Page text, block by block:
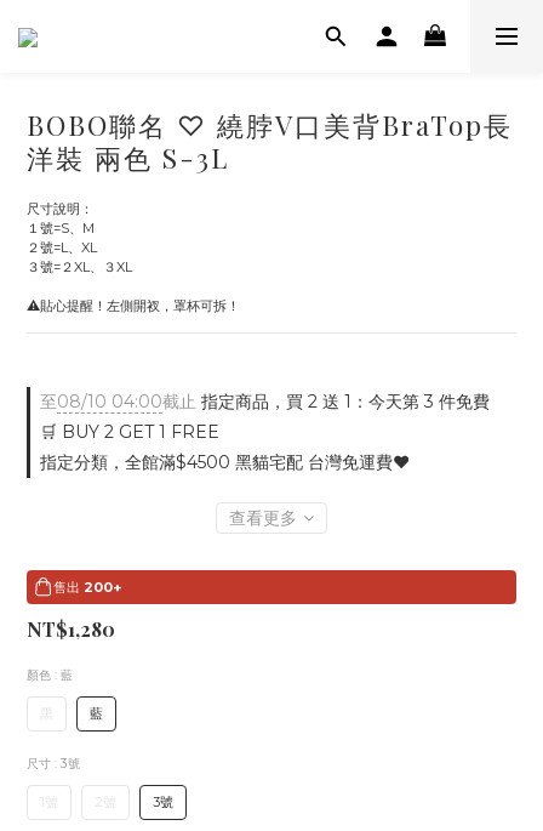
BOBO聯名 ♡ 繞脖V口美背BraTop長
洋裝 兩色 S-3L
尺寸說明：
１號=S、M
２號=L、XL
３號=２XL、３XL
⚠️貼心提醒！左側開衩，罩杯可拆！
至08/10 04:00截止 指定商品，買 2 送 1：今天第 3 件免費
🛒 BUY 2 GET 1 FREE
指定分類，全館滿$4500 黑貓宅配 台灣免運費♥
查看更多
售出 200+
NT$1,280
顏色 : 藍
藍
尺寸 : 3號
1號 2號 3號